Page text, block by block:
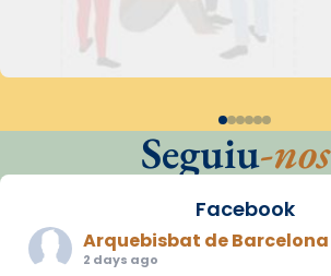
Seguiu-nos
Facebook
Arquebisbat de Barcelona
2 days ago